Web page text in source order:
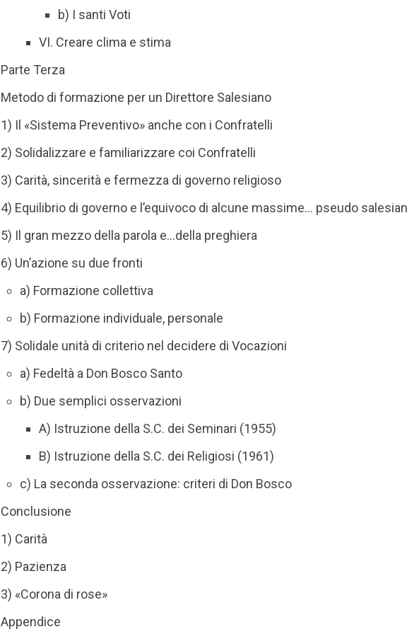
b) I santi Voti
VI. Creare clima e stima
Parte Terza
Metodo di formazione per un Direttore Salesiano
1) Il «Sistema Preventivo» anche con i Confratelli
2) Solidalizzare e familiarizzare coi Confratelli
3) Carità, sincerità e fermezza di governo religioso
4) Equilibrio di governo e l’equivoco di alcune massime… pseudo
5) Il gran mezzo della parola e…della preghiera
6) Un’azione su due fronti
a) Formazione collettiva
b) Formazione individuale, personale
7) Solidale unità di criterio nel decidere di Vocazioni
a) Fedeltà a Don Bosco Santo
b) Due semplici osservazioni
A) Istruzione della S.C. dei Seminari (1955)
B) Istruzione della S.C. dei Religiosi (1961)
c) La seconda osservazione: criteri di Don Bosco
Conclusione
1) Carità
2) Pazienza
3) «Corona di rose»
Appendice